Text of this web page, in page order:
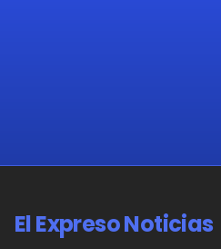
El Expreso Noticias